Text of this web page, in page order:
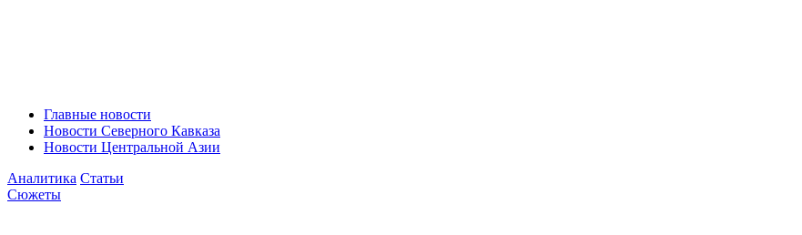
Главные новости
Новости Северного Кавказа
Новости Центральной Азии
Аналитика Статьи
Сюжеты